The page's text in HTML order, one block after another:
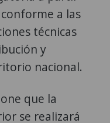
a las
técnicas
y
nacional.
que la
se realizará